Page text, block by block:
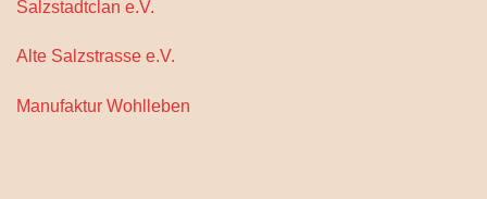
Salzstadtclan e.V.
Alte Salzstrasse e.V.
Manufaktur Wohlleben